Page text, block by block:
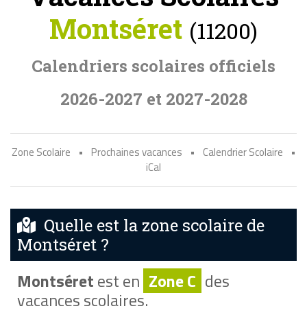
Montséret (11200)
Calendriers scolaires officiels
2026-2027 et 2027-2028
Zone Scolaire • Prochaines vacances • Calendrier Scolaire
•
iCal
Quelle est la zone scolaire de
Montséret ?
Montséretest en Zone C des
vacances scolaires.